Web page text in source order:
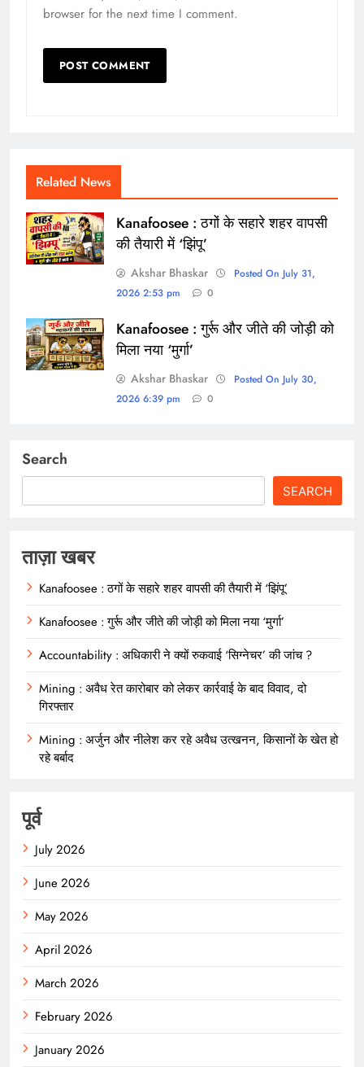
browser for the next time I comment.
Related News
Kanafoosee : ठगों के सहारे शहर वापसी
की तैयारी में ‘झिंपू’
Akshar Bhaskar
Posted On July 31,
2026 2:53 pm
0
Kanafoosee : गुर्रू और जीते की जोड़ी को
मिला नया ‘मुर्गा’
Akshar Bhaskar
Posted On July 30,
2026 6:39 pm
0
Search
SEARCH
ताज़ा खबर
Kanafoosee : ठगों के सहारे शहर वापसी की तैयारी में ‘झिंपू’
Kanafoosee : गुर्रू और जीते की जोड़ी को मिला नया ‘मुर्गा’
Accountability : अधिकारी ने क्यों रुकवाई ‘सिग्नेचर’ की जांच ?
Mining : अवैध रेत कारोबार को लेकर कार्रवाई के बाद विवाद, दो
गिरफ्तार
Mining : अर्जुन और नीलेश कर रहे अवैध उत्खनन, किसानों के खेत हो
रहे बर्बाद
पूर्व
July 2026
June 2026
May 2026
April 2026
March 2026
February 2026
January 2026